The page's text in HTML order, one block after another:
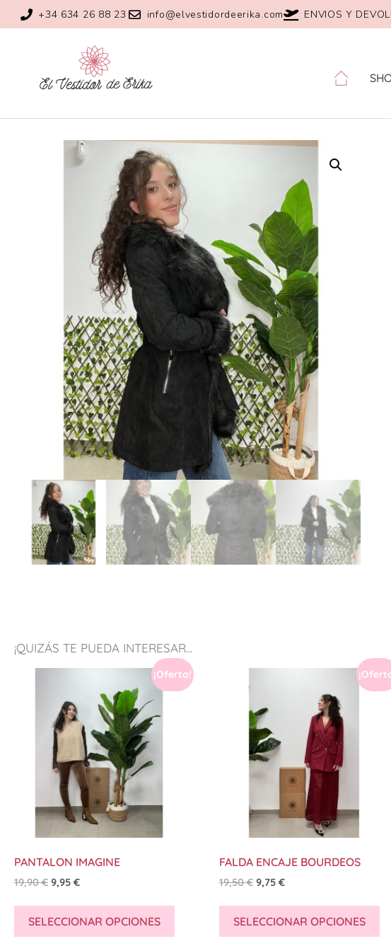
+34 634 26 88 23 info@elvestidordeerika.com ENVIOS Y
¡QUIZÁS TE PUEDA INTERESAR...
¡Oferta!
PANTALON IMAGINE
19,90€ 9,95 €
SELECCIONAR OPCIONES
FALDA ENCAJE BOURDEOS
19,50€ 9,75 €
SELECCIONAR OPCIONES